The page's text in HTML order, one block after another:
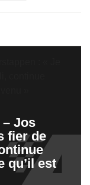
Jos
fier de
qu’il est